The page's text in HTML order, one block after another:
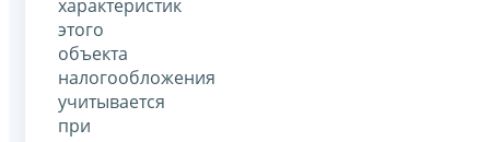
характеристик
этого
объекта
налогообложения
учитывается
при